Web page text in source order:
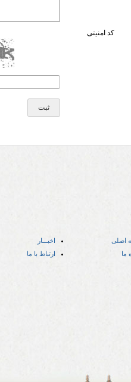
کد امنیتی
اصلی
اخبـــار
ما
ارتباط با ما